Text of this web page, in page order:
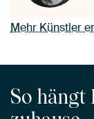
Mehr Künstler
So hängt